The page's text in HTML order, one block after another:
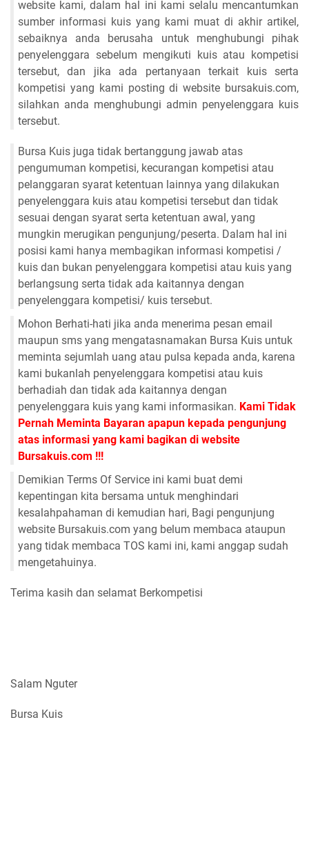
website kami, dalam hal ini kami selalu mencantumkan
sumber informasi kuis yang kami muat di akhir artikel,
sebaiknya anda berusaha untuk menghubungi pihak
penyelenggara sebelum mengikuti kuis atau kompetisi
tersebut, dan jika ada pertanyaan terkait kuis serta
kompetisi yang kami posting di website bursakuis.com,
silahkan anda menghubungi admin penyelenggara kuis
tersebut.
Bursa Kuis juga tidak bertanggung jawab atas
pengumuman kompetisi, kecurangan kompetisi atau
pelanggaran syarat ketentuan lainnya yang dilakukan
penyelenggara kuis atau kompetisi tersebut dan tidak
sesuai dengan syarat serta ketentuan awal, yang
mungkin merugikan pengunjung/peserta. Dalam hal ini
posisi kami hanya membagikan informasi kompetisi /
kuis dan bukan penyelenggara kompetisi atau kuis yang
berlangsung serta tidak ada kaitannya dengan
penyelenggara kompetisi/ kuis tersebut.
Mohon Berhati-hati jika anda menerima pesan email
maupun sms yang mengatasnamakan Bursa Kuis untuk
meminta sejumlah uang atau pulsa kepada anda, karena
kami bukanlah penyelenggara kompetisi atau kuis
berhadiah dan tidak ada kaitannya dengan
penyelenggara kuis yang kami informasikan. Kami Tidak
Pernah Meminta Bayaran apapun kepada pengunjung
atas informasi yang kami bagikan di website
Bursakuis.com !!!
Demikian Terms Of Service ini kami buat demi
kepentingan kita bersama untuk menghindari
kesalahpahaman di kemudian hari, Bagi pengunjung
website Bursakuis.com yang belum membaca ataupun
yang tidak membaca TOS kami ini, kami anggap sudah
mengetahuinya.
Terima kasih dan selamat Berkompetisi
Salam Nguter
Bursa Kuis